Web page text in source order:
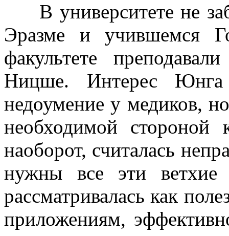
В университете не
Эразме и учившемся
факультете
Ницше. Интерес
недоумение у медиков,
необходимой
наоборот, считалась
нужны все эти ветхие
рассматривалась как
приложениям,